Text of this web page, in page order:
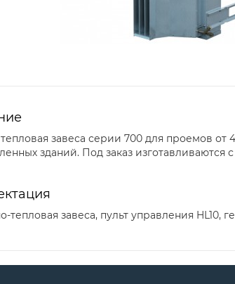
завеса серии 700 для проемов
зданий. Под заказ изготавливаются
тепловая завеса, пульт управления